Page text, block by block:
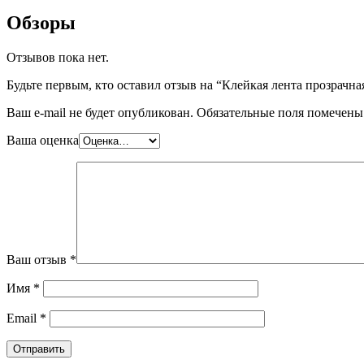
Обзоры
Отзывов пока нет.
Будьте первым, кто оставил отзыв на “Клейкая лента
Ваш e-mail не будет опубликован. Обязательные поля помечены
Ваша оценка
Ваш отзыв *
Имя *
Email *